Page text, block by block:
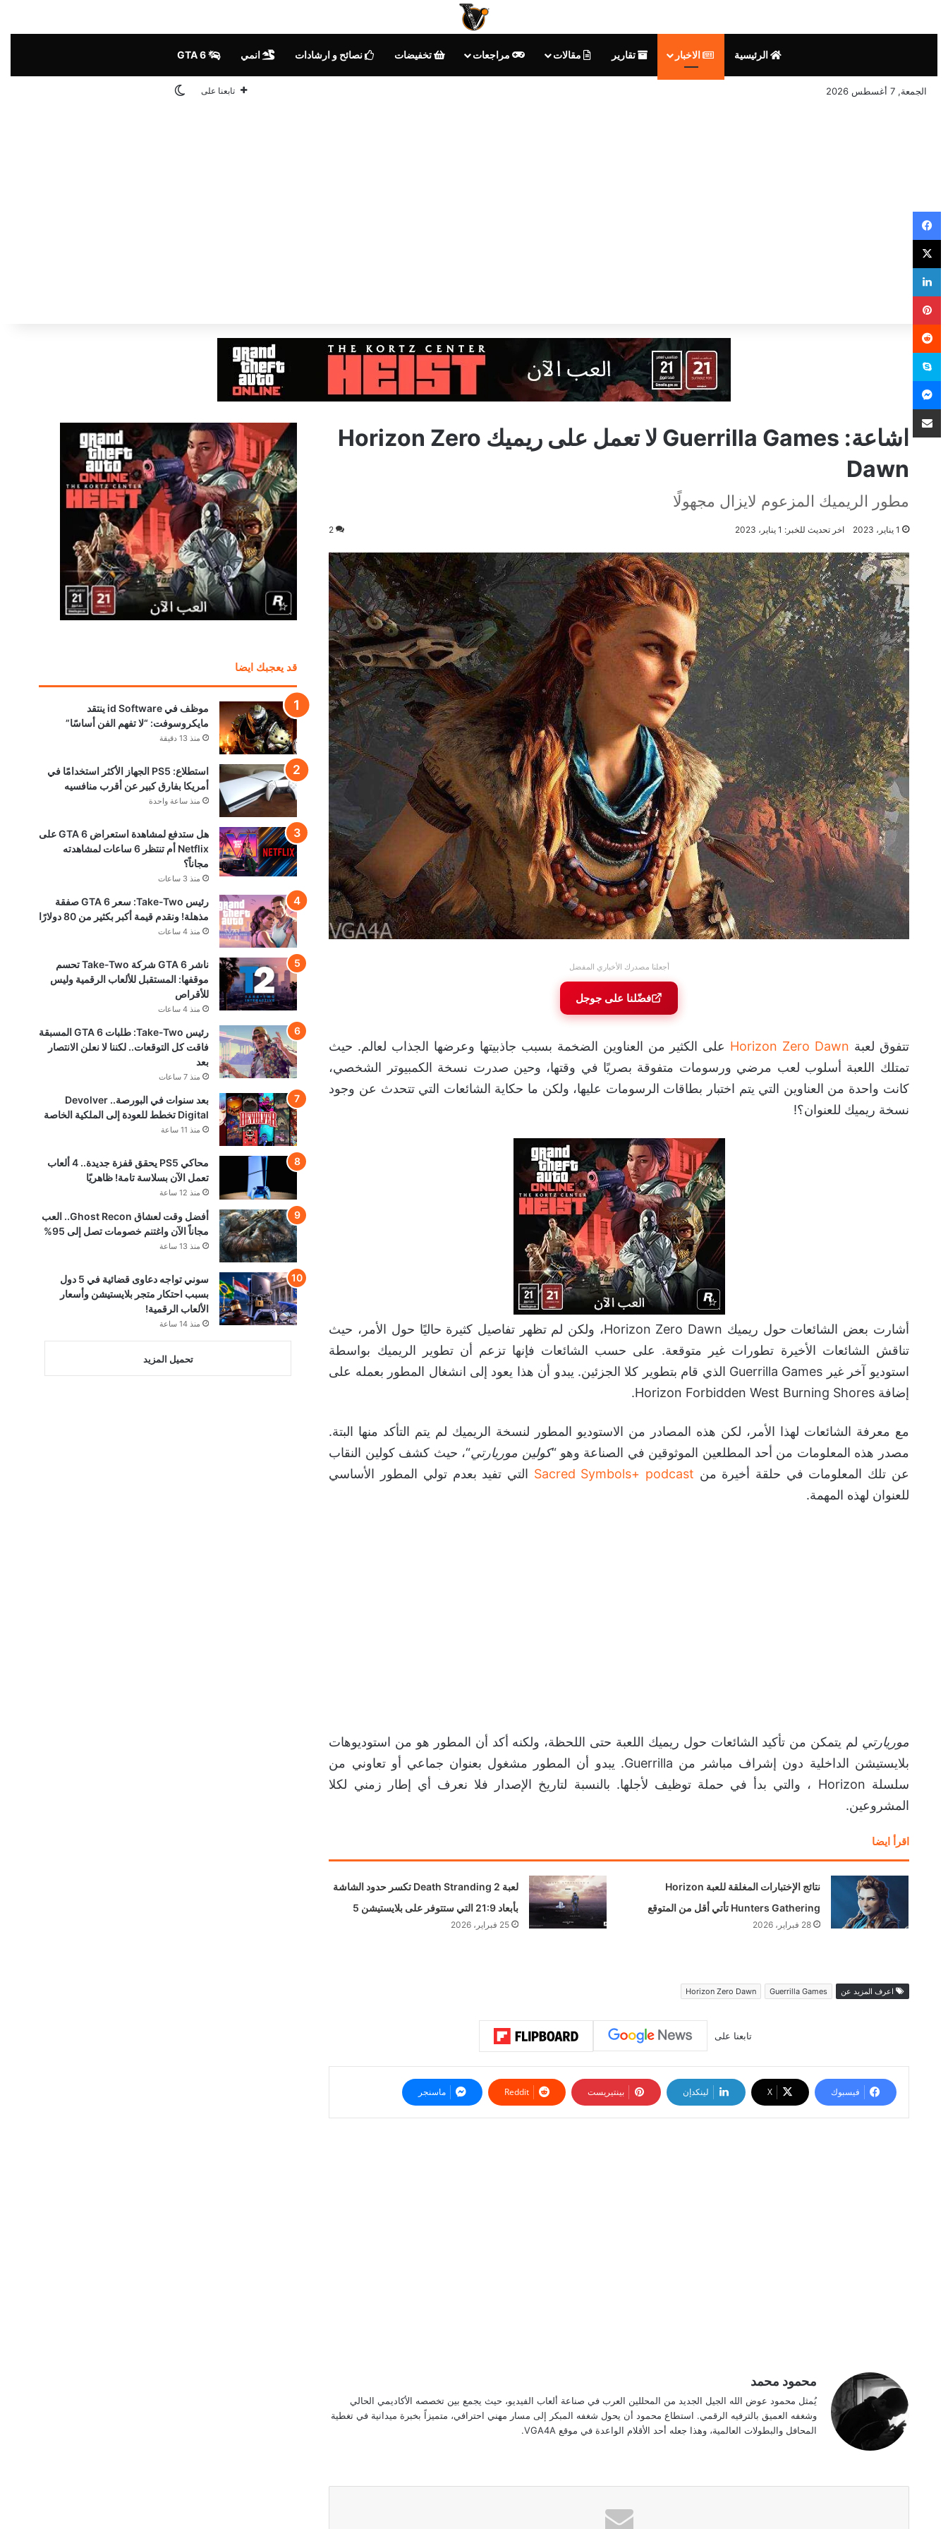
الرئيسية الاخبار تقارير مقالات مراجعات تخفيضات نصائح و ارشادات انمي
الجمعة, 7 أغسطس 2026 تابعنا على الوضع المظلم
اشاعة: Guerrilla Games لا تعمل على ريميك Horizon Zero
Dawn
مطور الريميك المزعوم لايزال مجهولًا
1 يناير، 2023 اخر تحديث للخبر: 1 يناير، 2023 2
أجعلنا مصدرك الأخباري المفضل
فضّلنا على جوجل
تتفوق لعبة Horizon Zero Dawn على الكثير من العناوين الضخمة بسبب جاذبيتها وعرضها الجذاب لعالم. حيث
تمتلك اللعبة أسلوب لعب مرضي ورسومات متفوقة بصريًا في وقتها، وحين صدرت نسخة الكمبيوتر الشخصي،
كانت واحدة من العناوين التي يتم اختبار بطاقات الرسومات عليها، ولكن ما حكاية الشائعات التي تتحدث عن وجود
نسخة ريميك للعنوان؟!
أشارت بعض الشائعات حول ريميك Horizon Zero Dawn، ولكن لم تظهر تفاصيل كثيرة حاليًا حول الأمر، حيث
تناقش الشائعات الأخيرة تطورات غير متوقعة. على حسب الشائعات فإنها تزعم أنتطوير الريميك بواسطة
استوديو آخر غير Guerrilla Games الذي قام بتطوير كلا الجزئين. يبدو أن هذا يعود إلى انشغال المطور بعمله على
إضافة Horizon Forbidden West Burning Shores.
مع معرفة الشائعات لهذا الأمر، لكن هذه المصادر من الاستوديو المطور لنسخة الريميك لم يتم التأكد منها البتة.
مصدر هذه المعلومات من أحد المطلعين الموثوقين في الصناعة وهو “كولين موريارتي“، حيث كشف كولين النقاب
عن تلك المعلومات في حلقة أخيرة من Sacred Symbols+ podcast التي تفيد بعدم تولي المطور الأساسي
للعنوان لهذه المهمة.
موريارتي لم يتمكن من تأكيد الشائعات حول ريميك اللعبة حتى اللحظة، ولكنه أكد أن المطور هو من استوديوهات
بلايستيشن الداخلية دون إشراف مباشر من Guerrilla. يبدو أن المطور مشغول بعنوان جماعي أو تعاوني من
سلسلة Horizon ، والتي بدأ في حملة توظيف لأجلها. بالنسبة لتاريخ الإصدار فلا نعرف أي إطار زمني لكلا
المشروعين.
اقرأ ايضا
نتائج الإختبارات المغلقة للعبة Horizon
Hunters Gathering تأتي أقل من المتوقع
28 فبراير، 2026
لعبة Death Stranding 2 تكسر حدود الشاشة
بأبعاد 21:9 التي ستتوفر على بلايستيشن 5
25 فبراير، 2026
اعرف المزيد عن Guerrilla Games
Horizon Zero Dawn
تابعنا على
فيسبوك ‫X لينكدإن بينتيريست ‏Reddit ماسنجر
محمود محمد
يُمثل محمود عوض الله الجيل الجديد من المحللين العرب في صناعة ألعاب الفيديو، حيث يجمع بين تخصصه الأكاديمي الحالي
وشغفه العميق بالترفيه الرقمي. استطاع محمود أن يحول شغفه المبكر إلى مسار مهني احترافي، متميزاً بخبرة ميدانية في تغطية
المحافل والبطولات العالمية، وهذا جعله أحد الأقلام الواعدة في موقع VGA4A.
قد يعجبك ايضا
موظف في id Software ينتقد
مايكروسوفت: “لا تفهم الفن أساسًا”
منذ 13 دقيقة
استطلاع: PS5 الجهاز الأكثر استخدامًا في
أمريكا بفارق كبير عن أقرب منافسيه
منذ ساعة واحدة
هل ستدفع لمشاهدة استعراض GTA 6 على
Netflix أم تنتظر 6 ساعات لمشاهدته
مجاناً؟
منذ 3 ساعات
رئيس Take-Two: سعر GTA 6 صفقة
مذهلة! ونقدم قيمة أكبر بكثير من 80 دولارًا
منذ 4 ساعات
ناشر GTA 6 شركة Take-Two تحسم
موقفها: المستقبل للألعاب الرقمية وليس
للأقراص
منذ 4 ساعات
رئيس Take-Two: طلبات GTA 6 المسبقة
فاقت كل التوقعات.. لكننا لا نعلن الانتصار
بعد
منذ 7 ساعات
بعد سنوات في البورصة.. Devolver
Digital تخطط للعودة إلى الملكية الخاصة
منذ 11 ساعة
محاكي PS5 يحقق قفزة جديدة.. 4 ألعاب
تعمل الآن بسلاسة تامة! ظاهريًا
منذ 12 ساعة
أفضل وقت لعشاق Ghost Recon.. العب
مجاناً الآن واغتنم خصومات تصل إلى 95%
منذ 13 ساعة
سوني تواجه دعاوى قضائية في 5 دول
بسبب احتكار متجر بلايستيشن وأسعار
الألعاب الرقمية!
منذ 14 ساعة
تحميل المزيد
فيسبوك
‫X
لينكدإن
بينتيريست
سكايب
ماسنجر
مشاركة عبر البريد